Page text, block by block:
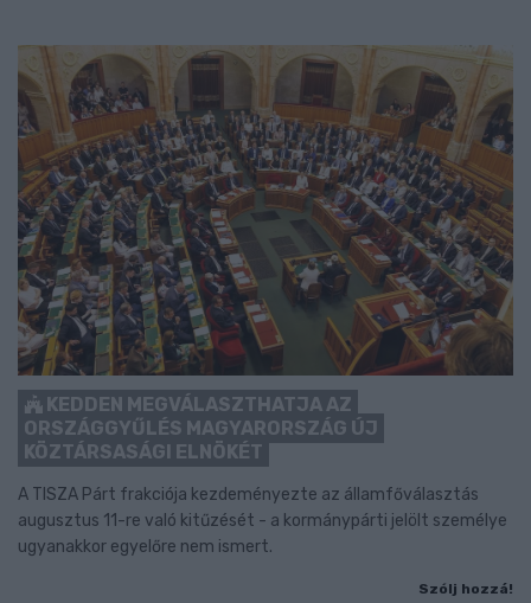
KEDDEN MEGVÁLASZTHATJA AZ
ORSZÁGGYŰLÉS MAGYARORSZÁG ÚJ
KÖZTÁRSASÁGI ELNÖKÉT
A TISZA Párt frakciója kezdeményezte az államfőválasztás
augusztus 11-re való kitűzését - a kormánypárti jelölt személye
ugyanakkor egyelőre nem ismert.
Szólj hozzá!